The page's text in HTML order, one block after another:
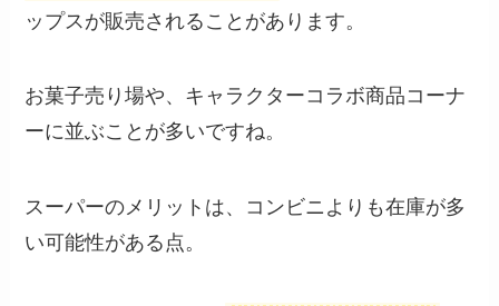
ップスが販売されることがあります。
お菓子売り場や、キャラクターコラボ商品コーナ
ーに並ぶことが多いですね。
スーパーのメリットは、コンビニよりも在庫が多
い可能性がある点。